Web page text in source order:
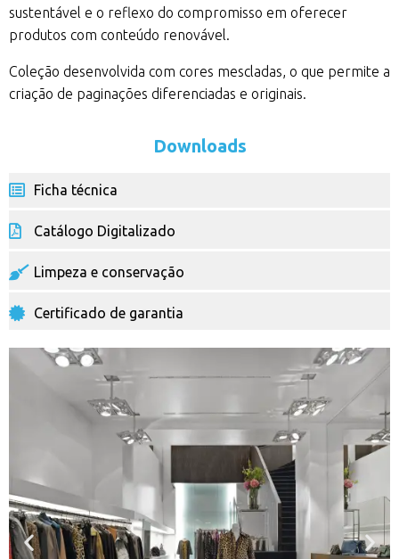
sustentável e o reflexo do compromisso em oferecer
produtos com conteúdo renovável.
Coleção desenvolvida com cores mescladas, o que permite a
criação de paginações diferenciadas e originais.
Downloads
Ficha técnica
Catálogo Digitalizado
Limpeza e conservação
Certificado de garantia